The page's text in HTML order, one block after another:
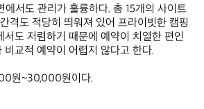
에서도 관리가 훌륭하다. 총 15개의 사이트
격도 적당히 띄워져 있어 프라이빗한 캠핑
서도 저렴하기 때문에 예약이 치열한 편인
비교적 예약이 어렵지 않다고 한다.
원~30,000원이다.